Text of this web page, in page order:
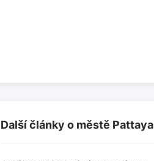
Další články o městě Pattaya